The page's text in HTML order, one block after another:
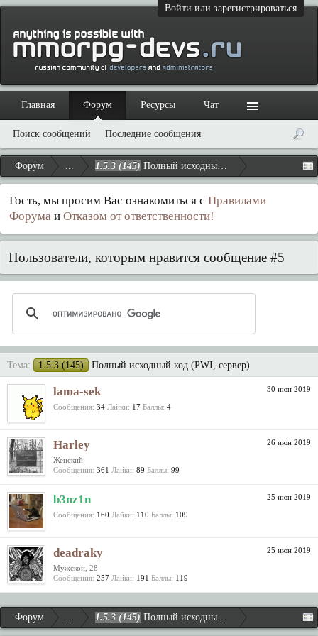
Войти или зарегистрироваться
Форум ... 1.5.3 (145) Полный исходный код (PWI, сервер)
Гость, мы просим Вас ознакомиться с Правилами
Форума и Отказом от ответственности!
Пользователи, которым нравится сообщение #5
Тема: 1.5.3 (145) Полный исходный код (PWI, сервер)
30 июн 2019
lama-sek
Сообщения: 34 Лайки: 17 Баллы: 4
26 июн 2019
Harley
Женский
Сообщения: 361 Лайки: 89 Баллы: 99
25 июн 2019
b3nz1n
Сообщения: 160 Лайки: 110 Баллы: 109
25 июн 2019
deadraky
Мужской, 28
Сообщения: 257 Лайки: 191 Баллы: 119
Форум ... 1.5.3 (145) Полный исходный код (PWI, сервер)
Главная Форум
Поиск сообщений Последние сообщения
Ресурсы Чат